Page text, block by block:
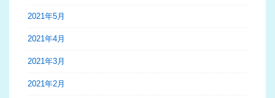
2021年5月
2021年4月
2021年3月
2021年2月